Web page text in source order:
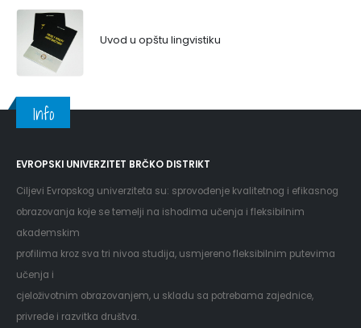
Uvod u opštu lingvistiku
Info
EVROPSKI UNIVERZITET BRČKO DISTRIKT
Ciljevi Evropskog univerziteta su: sprovođenje kvalitetnog i efikasnog
obrazovanja koje se temelji na ishodima učenja i fleksibilnim
akademskim
profilima kroz sva tri nivoa studija, usmjereno fleksibilnim putevima
učenja i
cjeloživotnim obrazovanjem, u skladu sa potrebama zajednice,
privrede i razvitka društva.